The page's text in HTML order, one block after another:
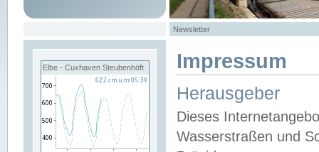
Newsletter
Elbe - Cuxhaven Steubenhöft Impressum
Herausgeber
Dieses
Wasserstraßen und